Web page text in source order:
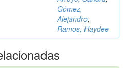
Gómez,
Alejandro;
Ramos, Haydee